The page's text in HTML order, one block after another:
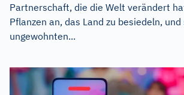
Partnerschaft, die die Welt verändert
Pflanzen an, das Land zu besiedeln,
ungewohnten...